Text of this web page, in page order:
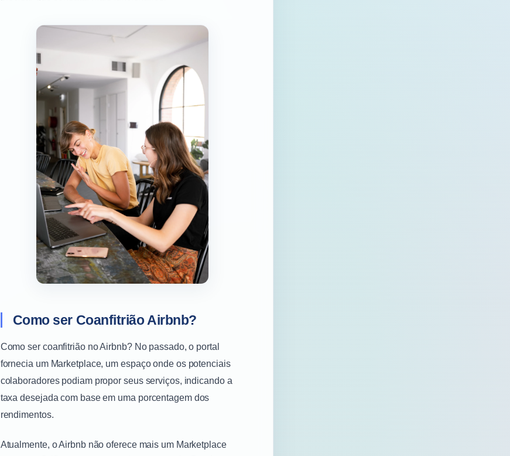
Como ser Coanfitrião Airbnb?
Como ser coanfitrião no Airbnb? No passado, o portal
fornecia um Marketplace, um espaço onde os potenciais
colaboradores podiam propor seus serviços, indicando a
taxa desejada com base em uma porcentagem dos
rendimentos.
Atualmente, o Airbnb não oferece mais um Marketplace